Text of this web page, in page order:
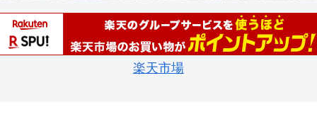
楽天市場